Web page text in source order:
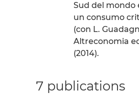
Sud del mondo
un consumo
(con L.
Altreconomia
(2014).
7 publications